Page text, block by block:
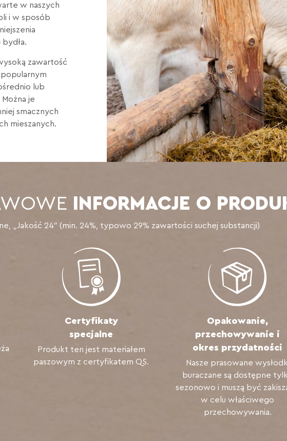
w naszych
i w sposób
zawartość
popularnym
lub
je
smacznych
mieszanych.
INFORMACJE O
„Jakość 24” (min. 24%, typowo 29% zawartości suchej substancji)
Certyfikaty
specjalne
Produkt ten jest materiałem
paszowym z certyfikatem QS.
Opakowanie,
przechowywanie i
okres przydatności
Nasze prasowane
buraczane są dostępne
sezonowo i muszą być
w celu właściwego
przechowywania.